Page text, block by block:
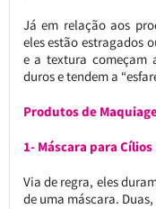
Já em relação aos
eles estão estragados
e a textura começam
duros e tendem a
Produtos de
1- Máscara para Cílios
Via de regra, eles
de uma máscara.